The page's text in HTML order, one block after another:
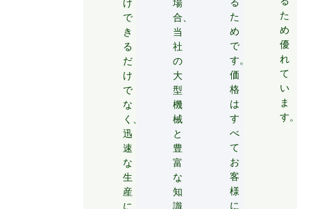
で
き
る
だ
け
で
な
く、
迅
速
な
生
産
に
合、
当
社
の
大
型
機
械
と
豊
富
な
知
識
た
め
で
す。
価
格
は
す
べ
て
お
客
様
に
た
め
優
れ
て
い
ま
す。